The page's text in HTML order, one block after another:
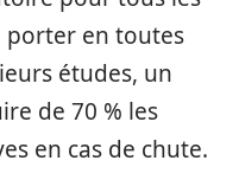
porter en toutes
études, un
de 70 % les
en cas de chute.